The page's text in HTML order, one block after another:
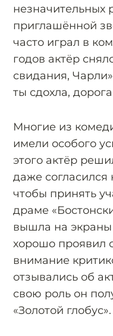
незначительных
приглашённой
часто играл в
годов актёр
свидания,
ты сдохла,
Многие из
имели особого
этого актёр
даже
чтобы принять
драме
вышла на экраны
хорошо проявил
внимание
отзывались об
свою роль он
«Золотой глобус».